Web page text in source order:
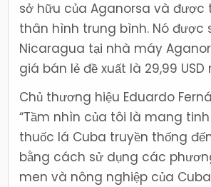
sở hữu của Aganorsa và được
thân hình trung bình. Nó được
Nicaragua tại nhà máy
giá bán lẻ đề xuất là 29,99 USD
Chủ thương hiệu Eduardo
“Tầm nhìn của tôi là mang
thuốc lá Cuba truyền thống
bằng cách sử dụng các
men và nông nghiệp của